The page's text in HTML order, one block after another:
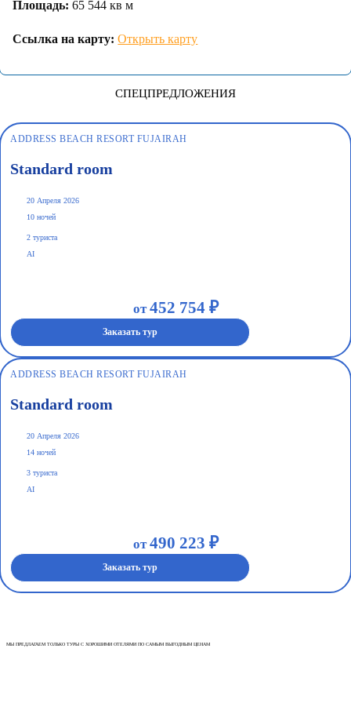
Площадь: 65 544 кв м
Ссылка на карту: Открыть карту
СПЕЦПРЕДЛОЖЕНИЯ
ADDRESS BEACH RESORT FUJAIRAH
Standard room
20 Апреля 2026
10 ночей
2 туриста
AI
от452 754 ₽
Заказать тур
ADDRESS BEACH RESORT FUJAIRAH
Standard room
20 Апреля 2026
14 ночей
3 туриста
AI
от490 223 ₽
Заказать тур
МЫ ПРЕДЛАГАЕМ ТОЛЬКО ТУРЫ С ХОРОШИМИ ОТЕЛЯМИ ПО САМЫМ ВЫГОДНЫМ ЦЕНАМ